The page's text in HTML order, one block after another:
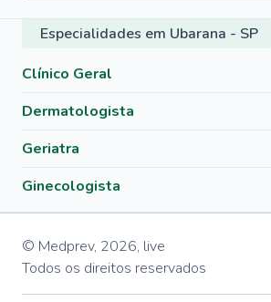
Especialidades em Ubarana - SP
Clínico Geral
Dermatologista
Geriatra
Ginecologista
© Medprev, 2026, live
Todos os direitos reservados